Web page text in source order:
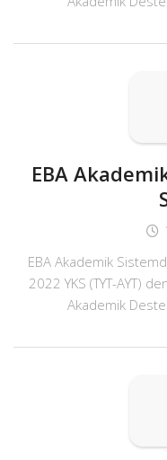
EBA
EBA Akademik
2022 YKS (TYT-AYT)
Akademik